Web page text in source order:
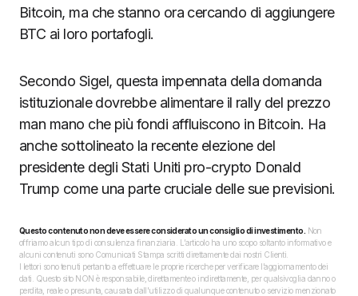
Bitcoin, ma che stanno ora cercando di aggiungere
BTC ai loro portafogli.
Secondo Sigel, questa impennata della domanda
istituzionale dovrebbe alimentare il rally del prezzo
man mano che più fondi affluiscono in Bitcoin. Ha
anche sottolineato la recente elezione del
presidente degli Stati Uniti pro-crypto Donald
Trump come una parte cruciale delle sue previsioni.
Questo contenuto non deve essere considerato un consiglio di investimento. Non
offriamo alcun tipo di consulenza finanziaria. L’articolo ha uno scopo soltanto informativo e
alcuni contenuti sono Comunicati Stampa scritti direttamente dai nostri Clienti.
I lettori sono tenuti pertanto a effettuare le proprie ricerche per verificare l’aggiornamento dei
dati. Questo sito NON è responsabile, direttamente o indirettamente, per qualsivoglia danno o
perdita, reale o presunta, causata dall'utilizzo di qualunque contenuto o servizio menzionato